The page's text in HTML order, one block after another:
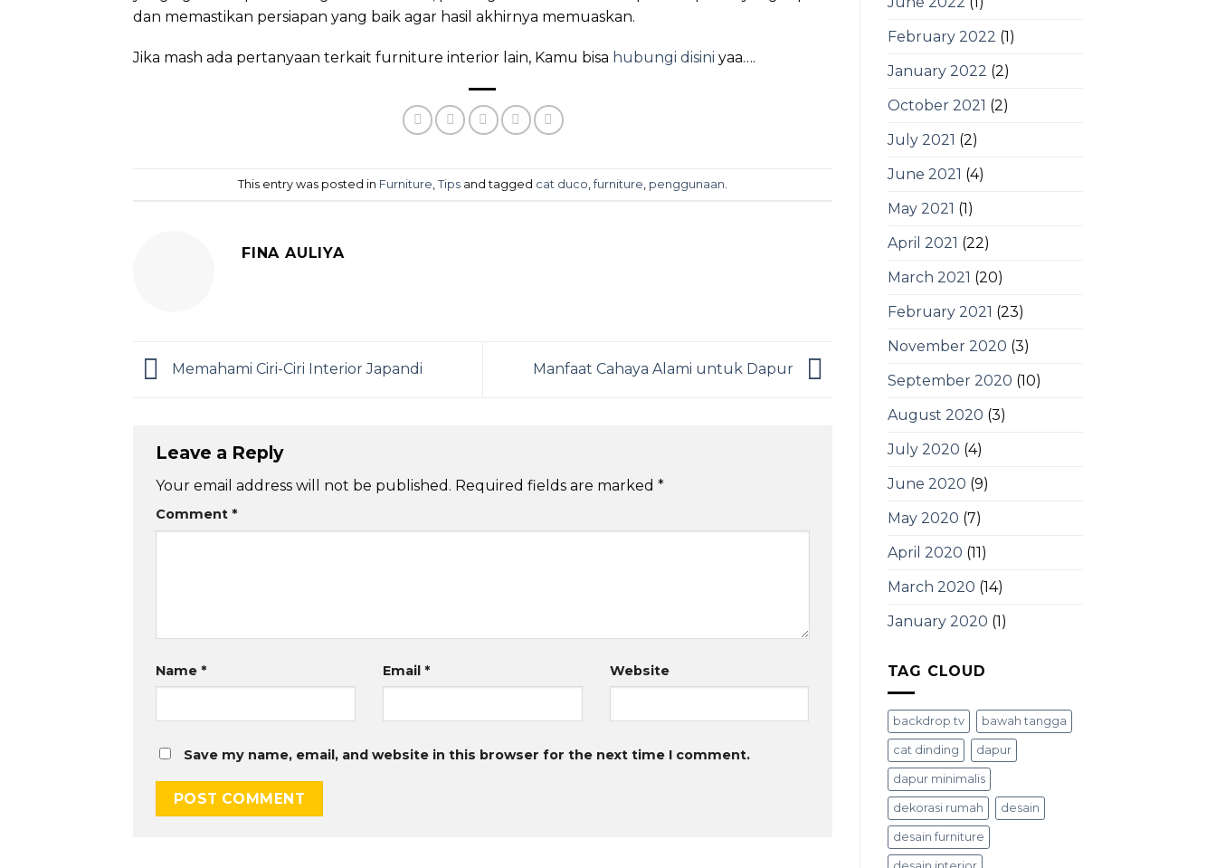
dan memastikan persiapan yang baik agar hasil akhirnya memuaskan.
Jika mash ada pertanyaan terkait furniture interior lain, Kamu bisa hubungi disini yaa….
This entry was posted in Furniture Tipsand tagged cat duco ,furniture penggunaan
FINA AULIYA
Memahami Ciri-Ciri Interior Japandi Manfaat Cahaya Alami untuk Dapur
Leave a Reply
Your email address will not be published. Required fields are marked *
Comment *
Name * Email * Website
Save my name, email, and website in this browser for the next time I comment.
February 2022 (1)
January 2022 (2)
October 2021 (2)
July 2021 (2)
June 2021 (4)
May 2021 (1)
April 2021 (22)
March 2021 (20)
February 2021 (23)
November 2020 (3)
September 2020 (10)
August 2020 (3)
July 2020 (4)
June 2020 (9)
May 2020 (7)
April 2020 (11)
March 2020 (14)
January 2020 (1)
TAG CLOUD
backdrop tv bawah tangga
cat dinding dapur
dapur minimalis
dekorasi rumah desain
desain furniture